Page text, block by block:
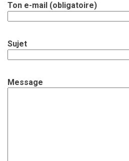
Ton e-mail (obligatoire)
Sujet
Message